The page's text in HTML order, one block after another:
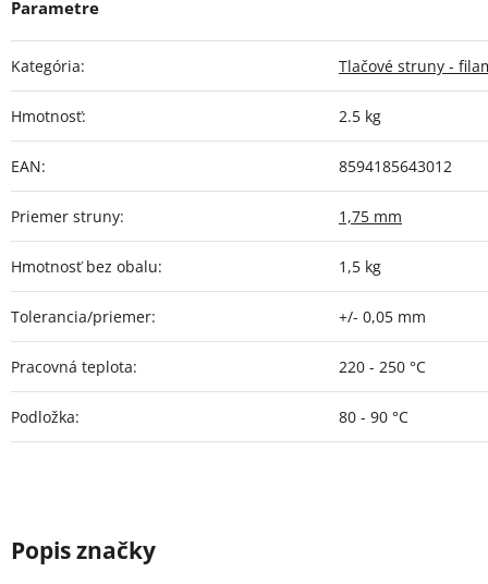
Kategória: Tlačové struny -
Hmotnosť: 2.5 kg
EAN: 8594185643012
Priemer struny: 1,75 mm
Hmotnosť bez obalu: 1,5 kg
Tolerancia/priemer: +/- 0,05 mm
Pracovná teplota: 220 - 250 °C
Podložka: 80 - 90 °C